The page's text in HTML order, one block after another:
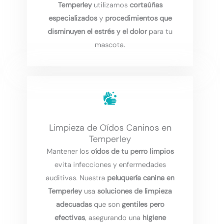
Temperleyutilizamos cortaúñas
especializadosy procedimientos que
disminuyen el estrés y el dolorpara tu
mascota.
Limpieza de Oídos Caninos en
Temperley
Mantener los oídos de tu perro limpios
evita infecciones y enfermedades
auditivas. Nuestra peluquería canina en
Temperleyusa soluciones de limpieza
adecuadasque son gentiles pero
efectivas, asegurando una higiene